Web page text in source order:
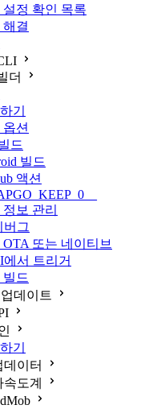
설정 확인 목록
해결
더
기
션
드
빌드
액션
보 관리
버그
OTA 또는 네이티브
에서 트리거
빌드
데이트
기
데이터
속도계